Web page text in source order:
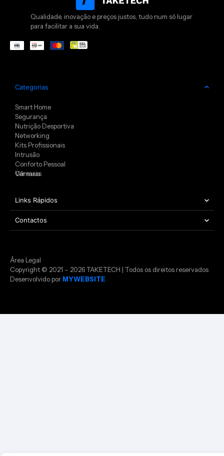
Qualidade, inovação e preços justos, tudo num só lugar
para facilitar a sua vida.
Categorias
Smart Home
Segurança
Nutrição Desportiva
Networking
Kits Profissionais
Intrusão
Conforto Pessoal
Câmaras
Ver mais
Links Rápidos
Contactos
Copyright © 2021 – 2026 TAKETECH | Todos os direitos reservados
Desenvolvido por MYWEBSITE
Área Legal